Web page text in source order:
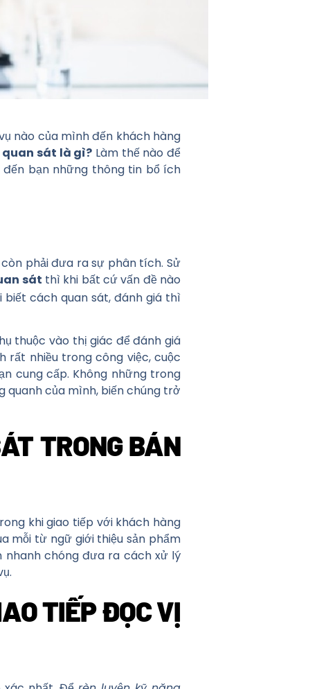
nào của mình đến khách hàng
sát là gì? Làm thế nào để
bạn những thông tin bổ ích
phải đưa ra sự phân tích. Sử
sát thì khi bất cứ vấn đề nào
biết cách quan sát, đánh giá thì
thuộc vào thị giác để đánh giá
rất nhiều trong công việc, cuộc
cung cấp. Không những trong
quanh của mình, biến chúng trở
TRONG BÁN
khi giao tiếp với khách hàng
mỗi từ ngữ giới thiệu sản phẩm
nhanh chóng đưa ra cách xử lý
TIẾP ĐỌC VỊ